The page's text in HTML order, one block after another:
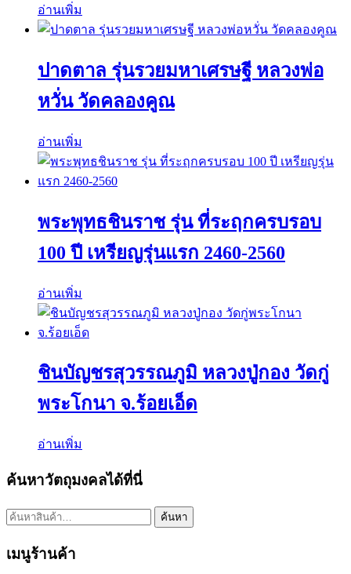
อ่านเพิ่ม
ปาดตาล รุ่นรวยมหาเศรษฐี หลวงพ่อ
หวั่น วัดคลองคูณ
อ่านเพิ่ม
พระพุทธชินราช รุ่น ที่ระฤกครบรอบ
100 ปี เหรียญรุ่นแรก 2460-2560
อ่านเพิ่ม
ชินบัญชรสุวรรณภูมิ หลวงปู่กอง วัดกู่
พระโกนา จ.ร้อยเอ็ด
อ่านเพิ่ม
ค้นหาวัตถุมงคลได้ที่นี่
ค้นหา: ค้นหา
เมนูร้านค้า